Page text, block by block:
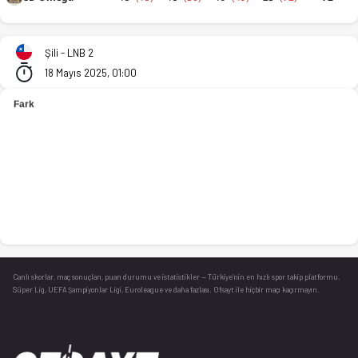
Şili - LNB 2
18 Mayıs 2025, 01:00
Canlı skorlar , maç sonuçları, puan durumu ve istatistikler — Türkiye’nin en hızlı spor takip platformu.
Süper Lig, UEFA Şampiyonlar Ligi, Euroleague ve daha fazlası. Ofsayt ile hiçbir maçı kaçırmayın.